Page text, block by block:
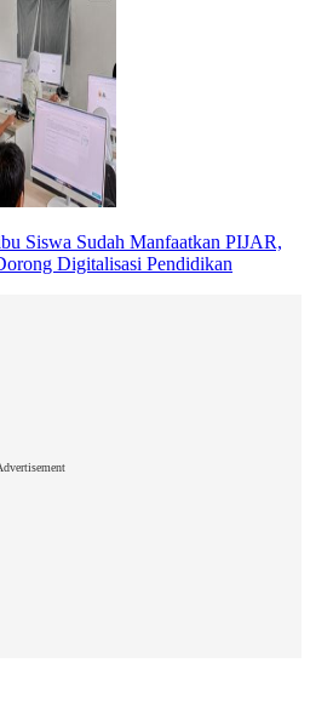
Siswa Sudah Manfaatkan PIJAR,
Digitalisasi Pendidikan